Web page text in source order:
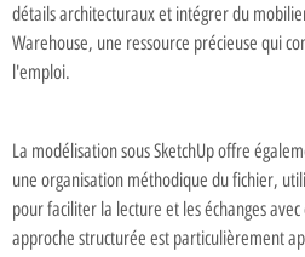
détails architecturaux et intégrer du
Warehouse, une ressource précieuse qui
l'emploi.
La modélisation sous SketchUp offre
une organisation méthodique du fichier,
pour faciliter la lecture et les échanges
approche structurée est particulièrement